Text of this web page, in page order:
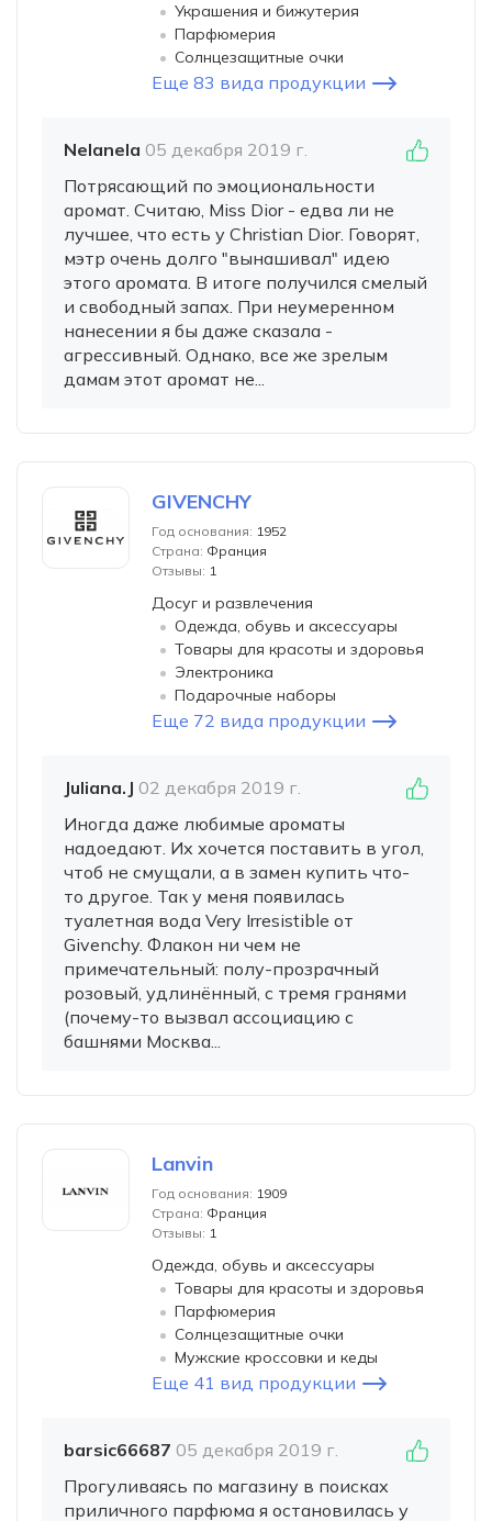
Украшения и бижутерия
Парфюмерия
Солнцезащитные очки
Еще 83 вида продукции
Nelanela 05 декабря 2019 г.
Потрясающий по эмоциональности
аромат. Считаю, Miss Dior - едва ли не
лучшее, что есть у Christian Dior. Говорят,
мэтр очень долго "вынашивал" идею
этого аромата. В итоге получился смелый
и свободный запах. При неумеренном
нанесении я бы даже сказала -
агрессивный. Однако, все же зрелым
дамам этот аромат не...
GIVENCHY
Год основания: 1952
Страна: Франция
Отзывы: 1
Досуг и развлечения
Одежда, обувь и аксессуары
Товары для красоты и здоровья
Электроника
Подарочные наборы
Еще 72 вида продукции
Juliana.J 02 декабря 2019 г.
Иногда даже любимые ароматы
надоедают. Их хочется поставить в угол,
чтоб не смущали, а в замен купить что-
то другое. Так у меня появилась
туалетная вода Very Irresistible от
Givenchy. Флакон ни чем не
примечательный: полу-прозрачный
розовый, удлинённый, с тремя гранями
(почему-то вызвал ассоциацию с
башнями Москва...
Lanvin
Год основания: 1909
Страна: Франция
Отзывы: 1
Одежда, обувь и аксессуары
Товары для красоты и здоровья
Парфюмерия
Солнцезащитные очки
Мужские кроссовки и кеды
Еще 41 вид продукции
barsic66687 05 декабря 2019 г.
Прогуливаясь по магазину в поисках
приличного парфюма я остановилась у